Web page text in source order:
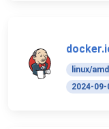
linux/
2024-09-